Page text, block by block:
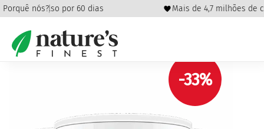
Porquê nós?
reembolso por 60 dias Mais de 4,7 milhões de
Início/Superalimentos/Cúrcuma/ Pumpkin Spice Latte
pacote
-33%